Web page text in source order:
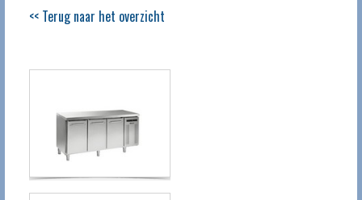
<< Terug naar het overzicht